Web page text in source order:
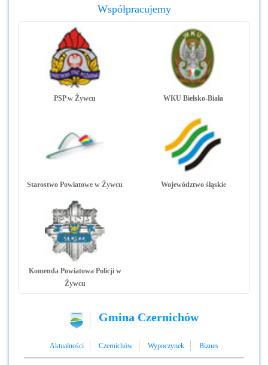
Współpracujemy
PSP w Żywcu WKU Bielsko-Biała
Starostwo Powiatowe w Żywcu Województwo śląskie
Komenda Powiatowa Policji w
Żywcu
Gmina Czernichów
Aktualności Czernichów Wypoczynek Biznes